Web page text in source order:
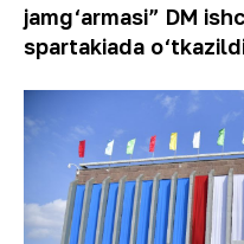
jamg‘armasi” DM
spartakiada